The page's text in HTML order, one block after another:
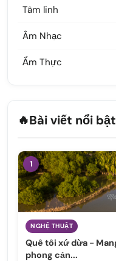
Tâm linh
Âm Nhạc
Ẩm Thực
🔥Bài viết nổi bật
1
NGHỆ THUẬT
Quê tôi xứ dừa -
phong cản...